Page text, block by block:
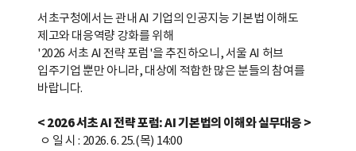
서초구청에서는 관내 AI 기업의 인공지능 기본법 이해도
제고와 대응역량 강화를 위해
'2026 서초 AI 전략 포럼'을 추진하오니, 서울 AI 허브
입주기업 뿐만 아니라, 대상에 적합한 많은 분들의 참여를
바랍니다.
< 2026서초AI전략 포럼: AI기본법의 이해와 실무대응 >
ㅇ 일 시 : 2026. 6. 25.(목) 14:00